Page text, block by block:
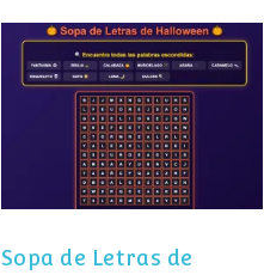
Sopa de Letras de
Halloween
Sopa de Letras de